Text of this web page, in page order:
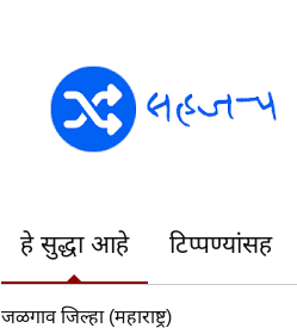
हे सुद्धा आहे टिप्पण्यांसह
जळगाव जिल्हा (महाराष्ट्र)